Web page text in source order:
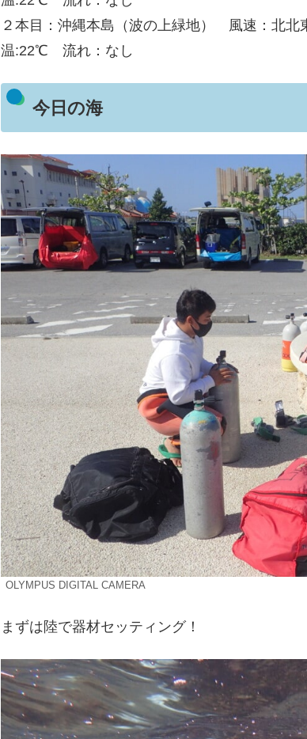
２本目：沖縄本島（波の上緑地） 風速：北
温:22℃ 流れ：なし
今日の海
OLYMPUS DIGITAL CAMERA
まずは陸で器材セッティング！